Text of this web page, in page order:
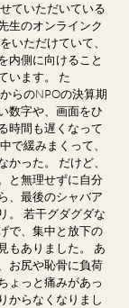
ていただいている
生のオンラインク
いただけていて、
内側に向けること
います。 た
らのNPOの決算期
数字や、画面をひ
時間も遅くなって
で緩みまくって、
った。 だけど、
と無理せずに自分
、最後のシャバア
。 若干グダグダな
で、集中と放下の
もありました。 あ
お尻や恥骨に負荷
ょっと痛みがあっ
からなくなりまし